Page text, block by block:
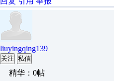
liuyingqing139
关注 私信
精华：0帖